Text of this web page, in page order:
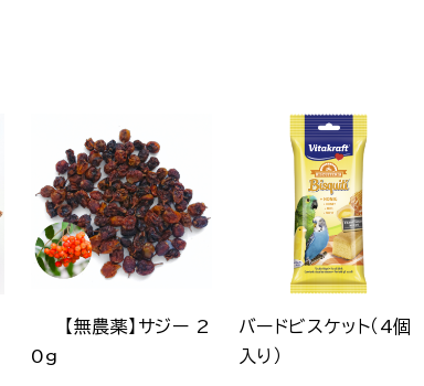
【無農薬】サジー 2
0g
バードビスケット（4個
入り）